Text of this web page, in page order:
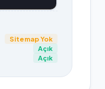
Sitemap Yok
Açık
Açık